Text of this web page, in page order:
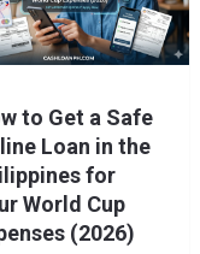
to Get a Safe
Loan in the
for
World Cup
(2026)